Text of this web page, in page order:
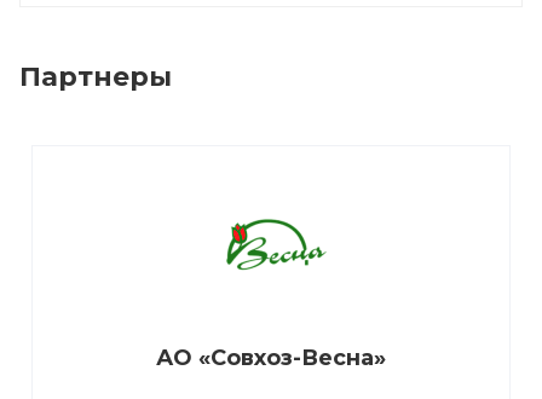
Партнеры
АО «Совхоз-Весна»